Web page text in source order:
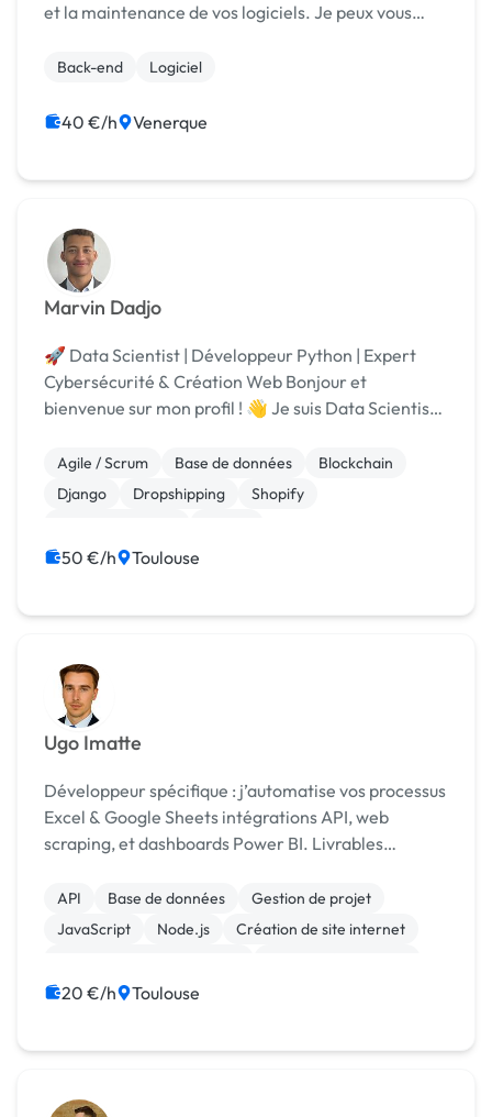
et la maintenance de vos logiciels. Je peux vous
logiciels de bureau ou en ligne) pour automat...
Back-end Logiciel
40 €/h Venerque
Marvin Dadjo
🚀 Data Scientist | Développeur Python | Expert
Cybersécurité & Création Web Bonjour et
bienvenue sur mon profil ! 👋 Je suis Data Scientist
en cybersécurité, développement d'applications
web, e...
Agile / Scrum Base de données
Blockchain
Django
Dropshipping
Shopify
Création de site internet
50 €/h Toulouse
Ugo Imatte
Développeur spécifique : j’automatise vos processus
Excel & Google Sheets intégrations API, web
scraping, et dashboards Power BI. Livrables
API Base de données
Gestion de projet
JavaScript
Node.js
Création de site internet
Migration ou refonte de site
20 €/h Toulouse